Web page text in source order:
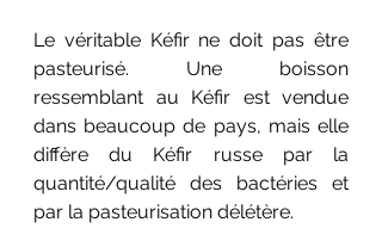
Le véritable Kéfir ne doit pas être
pasteurisé. Une boisson
ressemblant au Kéfir est vendue
dans beaucoup de pays, mais elle
diffère du Kéfir russe par la
quantité/qualité des bactéries et
par la pasteurisation délétère.